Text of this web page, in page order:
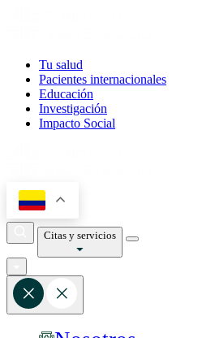
Tu salud
Pacientes internacionales
Educación
Investigación
Impacto Social
Citas y servicios